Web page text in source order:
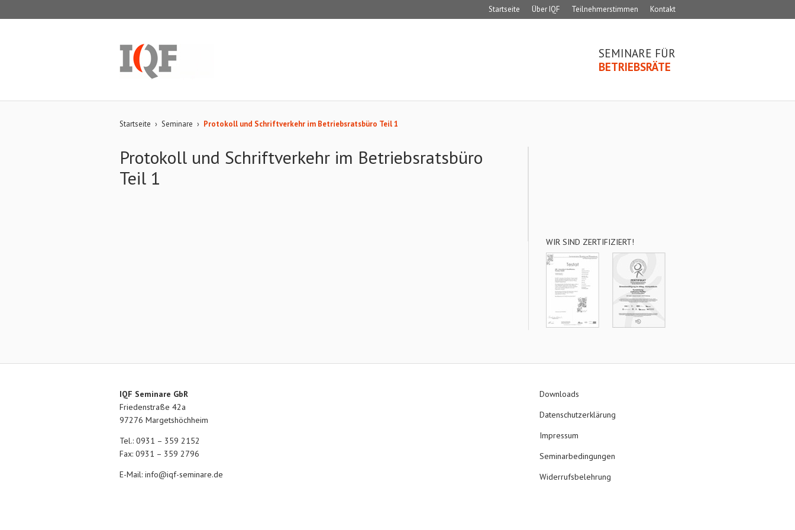
Startseite Über IQF Teilnehmerstimmen Kontakt
SEMINARE FÜR
BETRIEBSRÄTE
Startseite › Seminare › Protokoll und Schriftverkehr im Betriebsratsbüro Teil 1
Protokoll und Schriftverkehr im Betriebsratsbüro
Teil 1
WIR SIND ZERTIFIZIERT!
IQF Seminare GbR
Friedenstraße 42a
97276 Margetshöchheim
Tel.: 0931 – 359 2152
Fax: 0931 – 359 2796
E-Mail: info@iqf-seminare.de
Downloads
Datenschutzerklärung
Impressum
Seminarbedingungen
Widerrufsbelehrung